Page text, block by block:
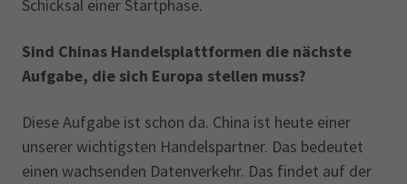
Schicksal einer Startphase.
Sind Chinas Handelsplattformen die nächste
Aufgabe, die sich Europa stellen muss?
Diese Aufgabe ist schon da. China ist heute einer
unserer wichtigsten Handelspartner. Das bedeutet
einen wachsenden Datenverkehr. Das findet auf der